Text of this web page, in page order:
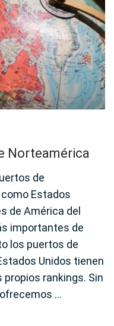
Norteamérica
de
Estados
de América del
importantes de
los puertos de
Unidos tienen
rankings. Sin
…